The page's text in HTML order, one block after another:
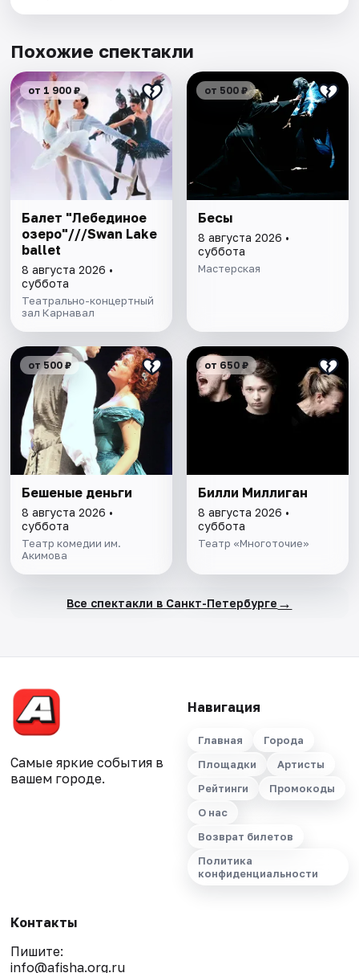
Похожие спектакли
от 1 900 ₽
Балет "Лебединое
озеро"///Swan Lake
ballet
8 августа 2026 •
суббота
Театрально-концертный
зал Карнавал
от 500 ₽
Бесы
8 августа 2026 •
суббота
Мастерская
от 500 ₽
Бешеные деньги
8 августа 2026 •
суббота
Театр комедии им.
Акимова
от 650 ₽
Билли Миллиган
8 августа 2026 •
суббота
Театр «Многоточие»
Все спектакли в Санкт-Петербурге →
Самые яркие события в
вашем городе.
Навигация
Главная
Города
Площадки
Артисты
Рейтинги
Промокоды
О нас
Возврат билетов
Политика
конфиденциальности
Контакты
Пишите:
info@afisha.org.ru